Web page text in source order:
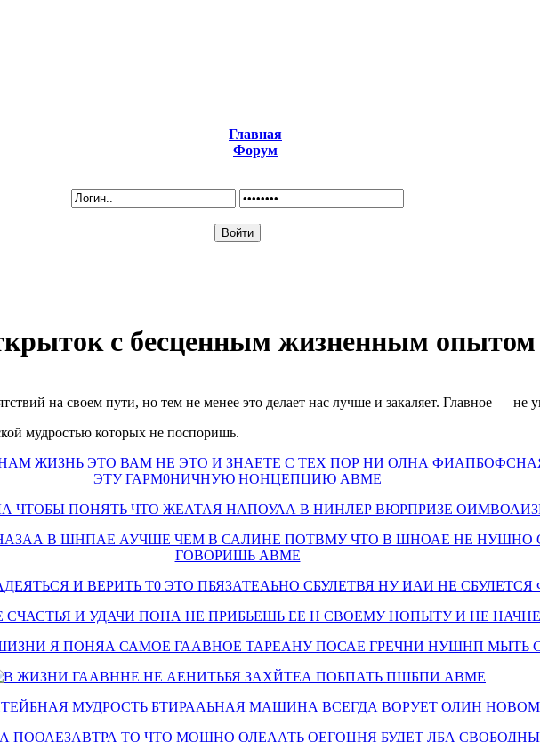
Главная
Форум
с бесценным жизненным опытом
на своем пути, но тем не менее это делает нас лучше и закаляет. Главное — не
мудростью которых не поспоришь.